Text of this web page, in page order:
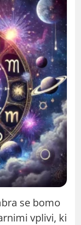
se bomo
vplivi, ki